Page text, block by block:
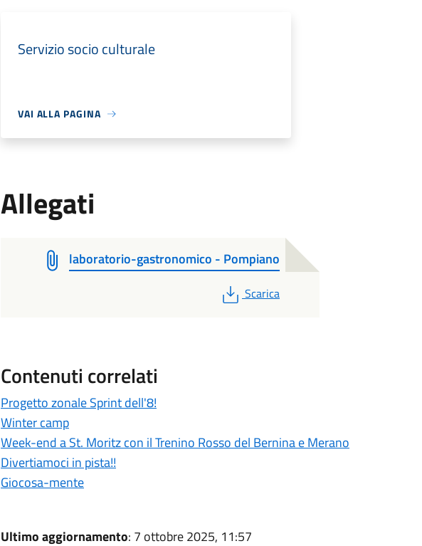
Servizio socio culturale
VAI ALLA PAGINA
Allegati
laboratorio-gastronomico - Pompiano
PDF
Scarica
Contenuti correlati
Progetto zonale Sprint dell'8!
Winter camp
Week-end a St. Moritz con il Trenino Rosso del Bernina e Merano
Divertiamoci in pista!!
Giocosa-mente
Ultimo aggiornamento: 7 ottobre 2025, 11:57